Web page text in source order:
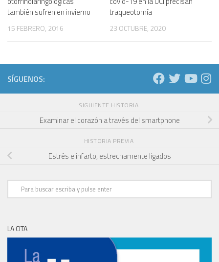
también sufren en invierno
15 FEBRERO, 2016
traqueotomía
23 OCTUBRE, 2020
SÍGUENOS:
SIGUIENTE HISTORIA
Examinar el corazón a través del smartphone
HISTORIA PREVIA
Estrés e infarto, estrechamente ligados
LA CITA